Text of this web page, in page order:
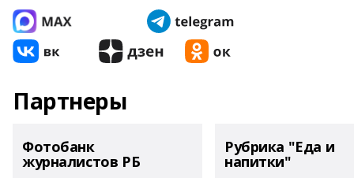
Партнеры
Фотобанк
журналистов РБ
Рубрика "Еда и
напитки"